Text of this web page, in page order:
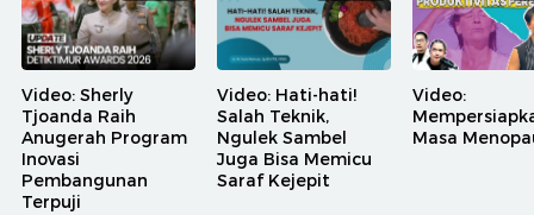
Video: Sherly
Tjoanda Raih
Anugerah Program
Inovasi
Pembangunan
Terpuji
Video: Hati-hati!
Salah Teknik,
Ngulek Sambel
Juga Bisa Memicu
Saraf Kejepit
Video:
Masa